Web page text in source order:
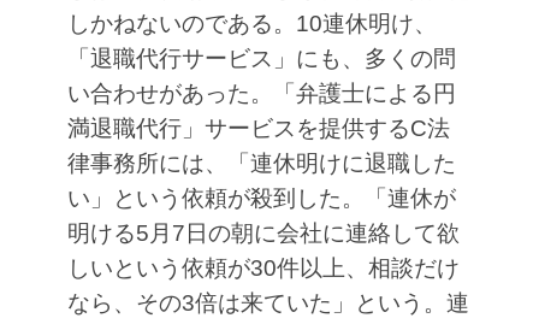
しかねないのである。10連休明け、
「退職代行サービス」にも、多くの問
い合わせがあった。「弁護士による円
満退職代行」サービスを提供するC法
律事務所には、「連休明けに退職した
い」という依頼が殺到した。「連休が
明ける5月7日の朝に会社に連絡して欲
しいという依頼が30件以上、相談だけ
なら、その3倍は来ていた」という。連